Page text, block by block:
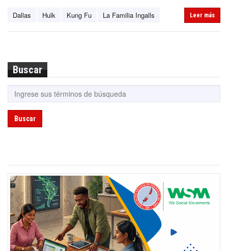
Dallas Hulk Kung Fu La Familia Ingalls Leer más
Buscar
Buscar